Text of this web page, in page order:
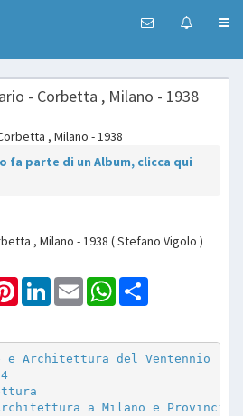
- Corbetta , Milano - 1938
fa parte di un Album, clicca qui
, Milano - 1938 ( Stefano Vigolo )
PinterestLinkedInEmail WhatsApp
e Architettura del Ventennio
a Milano e Provincia